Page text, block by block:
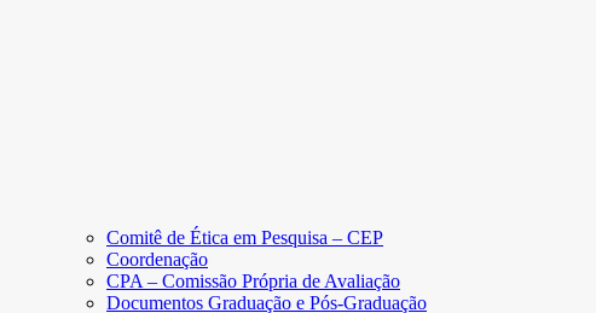
Comitê de Ética em Pesquisa – CEP
Coordenação
CPA – Comissão Própria de Avaliação
Documentos Graduação e Pós-Graduação